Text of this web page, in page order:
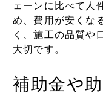
ェーンに比べて人
め、費用が安くな
く、施工の品質や
大切です。
補助金や